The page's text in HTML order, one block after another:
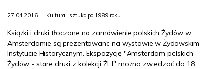
27.04.2016 Kultura i sztuka po 1989 roku
Książki i druki tłoczone na zamówienie polskich Żydów w
Amsterdamie są prezentowane na wystawie w Żydowskim
Instytucie Historycznym. Ekspozycję "Amsterdam polskich
Żydów - stare druki z kolekcji ŻIH" można zwiedzać do 18